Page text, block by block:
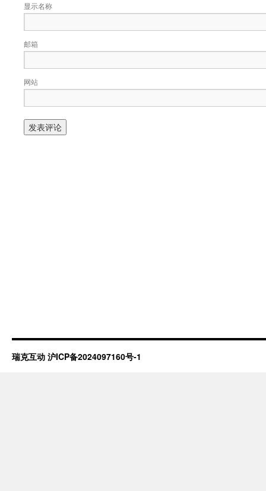
显示名称
邮箱
网站
瑞克互动 沪ICP备2024097160号-1